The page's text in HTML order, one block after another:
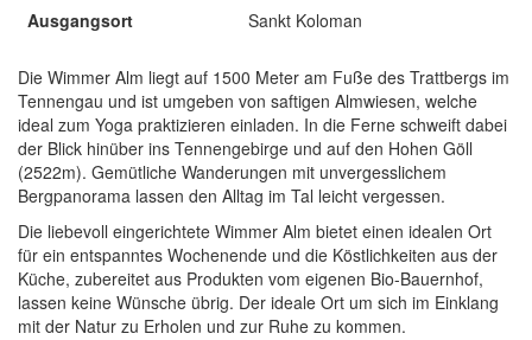
Ausgangsort
Sankt Koloman
Die Wimmer Alm liegt auf 1500 Meter am Fuße des Trattbergs im
Tennengau und ist umgeben von saftigen Almwiesen, welche
ideal zum Yoga praktizieren einladen. In die Ferne schweift dabei
der Blick hinüber ins Tennengebirge und auf den Hohen Göll
(2522m). Gemütliche Wanderungen mit unvergesslichem
Bergpanorama lassen den Alltag im Tal leicht vergessen.
Die liebevoll eingerichtete Wimmer Alm bietet einen idealen Ort
für ein entspanntes Wochenende und die Köstlichkeiten aus der
Küche, zubereitet aus Produkten vom eigenen Bio-Bauernhof,
lassen keine Wünsche übrig. Der ideale Ort um sich im Einklang
mit der Natur zu Erholen und zur Ruhe zu kommen.